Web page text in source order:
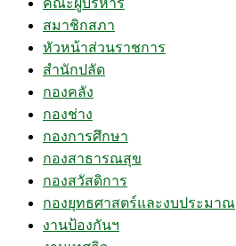
คณะผู้บริหาร
สมาชิกสภา
หัวหน้าส่วนราชการ
สำนักปลัด
กองคลัง
กองช่าง
กองการศึกษา
กองสาธารณสุข
กองสวัสดิการ
กองยุทธศาสตร์และงบประมาณ
งานป้องกันฯ